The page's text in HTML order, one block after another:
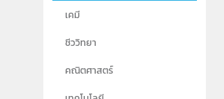
เคมี
ชีววิทยา
คณิตศาสตร์